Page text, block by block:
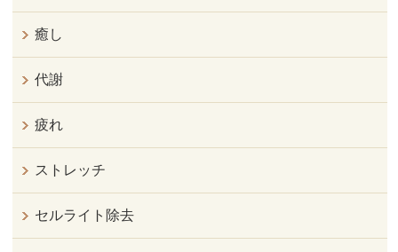
癒し
代謝
疲れ
ストレッチ
セルライト除去